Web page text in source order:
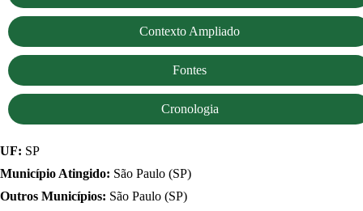
Contexto Ampliado
Fontes
Cronologia
UF: SP
Município Atingido: São Paulo (SP)
Outros Municípios: São Paulo (SP)